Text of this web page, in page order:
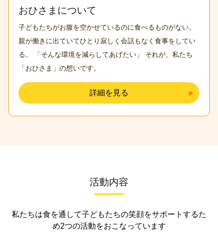
おひさまについて
子どもたちがお腹を空かせているのに食べるものがない。
親が働きに出ていてひとり寂しく会話もなく食事をしてい
る。 「そんな環境を減らしてあげたい」
それが、私たち
「おひさま」の想いです。
詳細を見る
活動内容
私たちは食を通して子どもたちの笑顔をサポートするた
め2つの活動をおこなっています